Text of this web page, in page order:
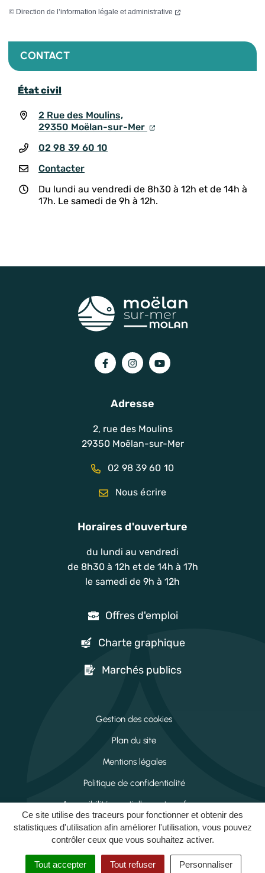
Ce site utilise des traceurs pour fonctionner et obtenir des
statistiques d'utilisation afin améliorer l'utilisation, vous pouvez
contrôler ceux que vous souhaitez activer.
Tout accepter Tout refuser Personnaliser
© Direction de l’information légale et administrative
CONTACT
État civil
2 Rue des Moulins,
29350 Moëlan-sur-Mer
02 98 39 60 10
Contacter
Du lundi au vendredi de 8h30 à 12h et de 14h à
17h. Le samedi de 9h à 12h.
Lien vers le compte Facebook
Lien vers le compte Instagram
Lien vers la chaîne
Adresse
2, rue des Moulins
29350 Moëlan-sur-Mer
02 98 39 60 10
Nous écrire
Horaires d'ouverture
du lundi au vendredi
de 8h30 à 12h et de 14h à 17h
le samedi de 9h à 12h
Offres d'emploi
Charte graphique
Marchés publics
Gestion des cookies
Plan du site
Mentions légales
Politique de confidentialité
Accessibilité : partiellement conforme
Espace connecté